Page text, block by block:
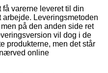
varerne leveret til din
Leveringsmetoden
på den anden side ret
vil dog i de
produkterne, men det står
online